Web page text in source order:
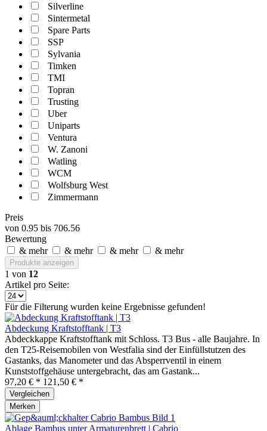
Silverline
Sintermetal
Spare Parts
SSP
Sylvania
Timken
TMI
Topran
Trusting
Uber
Uniparts
Ventura
W. Zanoni
Watling
WCM
Wolfsburg West
Zimmermann
Preis
von 0.95 bis 706.56
Bewertung
& mehr
& mehr & mehr & mehr
Produkte anzeigen
1 von 12
Artikel pro Seite:
Für die Filterung wurden keine Ergebnisse gefunden!
Abdeckung Kraftstofftank | T3
Abdeckkappe Kraftstofftank mit Schloss. T3 Bus - alle Baujahre. In
den T25-Reisemobilen von Westfalia sind der Einfüllstutzen des
Gastanks, das Manometer und das Absperrventil in einem
Kunststoffgehäuse untergebracht, das am Gastank...
97,20 € * 121,50 € *
Vergleichen
Merken
Ablage Bambus unter Armaturenbrett | Cabrio